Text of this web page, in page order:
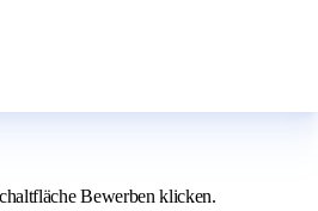
Bewerben klicken.